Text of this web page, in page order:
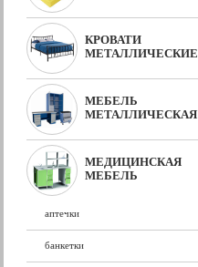
КРОВАТИ
МЕТАЛЛИЧЕСКИЕ
МЕБЕЛЬ
МЕТАЛЛИЧЕСКАЯ
МЕДИЦИНСКАЯ
МЕБЕЛЬ
аптечки
банкетки